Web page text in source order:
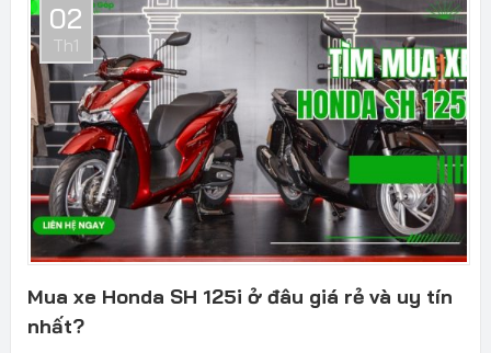
02
Th1
Mua xe Honda SH 125i ở đâu giá rẻ và uy tín
nhất?